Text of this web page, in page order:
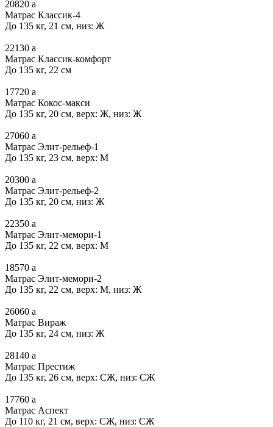
20820 a
Матрас Классик-4
До 135 кг, 21 см, низ: Ж
22130 a
Матрас Классик-комфорт
До 135 кг, 22 см
17720 a
Матрас Кокос-макси
До 135 кг, 20 см, верх: Ж, низ: Ж
27060 a
Матрас Элит-рельеф-1
До 135 кг, 23 см, верх: М
20300 a
Матрас Элит-рельеф-2
До 135 кг, 20 см, низ: Ж
22350 a
Матрас Элит-мемори-1
До 135 кг, 22 см, верх: М
18570 a
Матрас Элит-мемори-2
До 135 кг, 22 см, верх: М, низ: Ж
26060 a
Матрас Вираж
До 135 кг, 24 см, низ: Ж
28140 a
Матрас Престиж
До 135 кг, 26 см, верх: СЖ, низ: СЖ
17760 a
Матрас Аспект
До 110 кг, 21 см, верх: СЖ, низ: СЖ